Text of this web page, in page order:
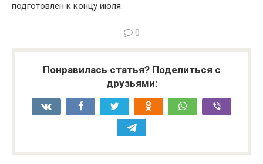
подготовлен к концу июля.
0
Понравилась статья? Поделиться с
друзьями: